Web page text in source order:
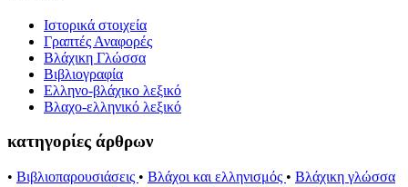
Ιστορικά στοιχεία
Γραπτές Αναφορές
Βλάχικη Γλώσσα
Βιβλιογραφία
Ελληνο-βλάχικο λεξικό
Βλαχο-ελληνικό λεξικό
κατηγορίες άρθρων
• Βιβλιοπαρουσιάσεις • Βλάχοι και ελληνισμός • Βλάχικη γλώσσα